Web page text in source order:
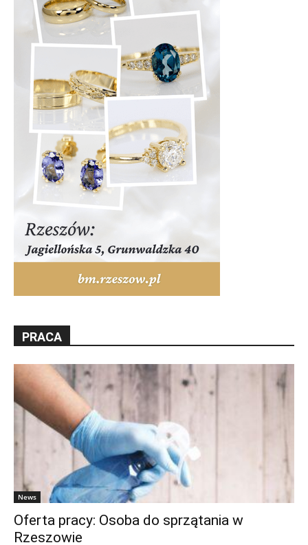
PRACA
News
Oferta pracy: Osoba do sprzątania w
Rzeszowie